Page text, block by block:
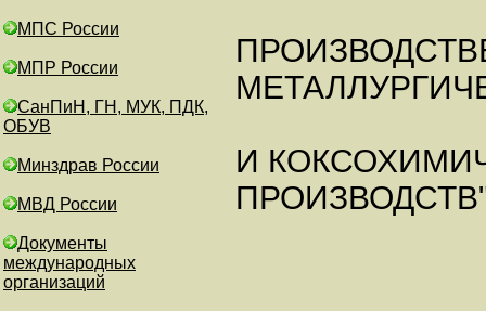
МПС России
МПР России
СанПиН, ГН, МУК, ПДК,
ОБУВ
Минздрав России
МВД России
Документы
международных
организаций
И